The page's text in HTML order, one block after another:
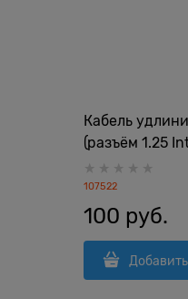
Кабель
(разъём 1.25
107522
100 руб.
Добавить